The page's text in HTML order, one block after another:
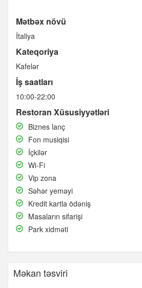
Mətbəx növü
İtaliya
Kateqoriya
Kafelər
İş saatları
10:00-22:00
Restoran Xüsusiyyətləri
Biznes
lanç
Biznes lanç
Fon
musiqisi
Fon musiqisi
İçkilər
İçkilər
Wi-
Fi
Wi-Fi
Vip
zona
Vip zona
Səhər
yeməyi
Səhər yeməyi
Kredit
kartla
ödəniş
Kredit kartla ödəniş
Masaların
sifarişi
Masaların sifarişi
Park
Park xidməti
Məkan təsviri